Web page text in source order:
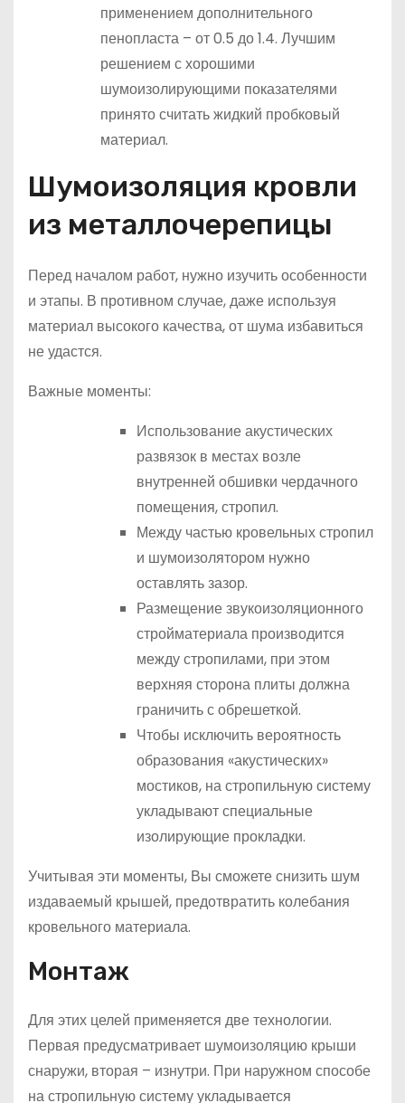
применением дополнительного
пенопласта – от 0.5 до 1.4. Лучшим
решением с хорошими
шумоизолирующими показателями
принято считать жидкий пробковый
материал.
Шумоизоляция кровли
из металлочерепицы
Перед началом работ, нужно изучить особенности
и этапы. В противном случае, даже используя
материал высокого качества, от шума избавиться
не удастся.
Важные моменты:
Использование акустических
развязок в местах возле
внутренней обшивки чердачного
помещения, стропил.
Между частью кровельных стропил
и шумоизолятором нужно
оставлять зазор.
Размещение звукоизоляционного
стройматериала производится
между стропилами, при этом
верхняя сторона плиты должна
граничить с обрешеткой.
Чтобы исключить вероятность
образования «акустических»
мостиков, на стропильную систему
укладывают специальные
изолирующие прокладки.
Учитывая эти моменты, Вы сможете снизить шум
издаваемый крышей, предотвратить колебания
кровельного материала.
Монтаж
Для этих целей применяется две технологии.
Первая предусматривает шумоизоляцию крыши
снаружи, вторая – изнутри. При наружном способе
на стропильную систему укладывается